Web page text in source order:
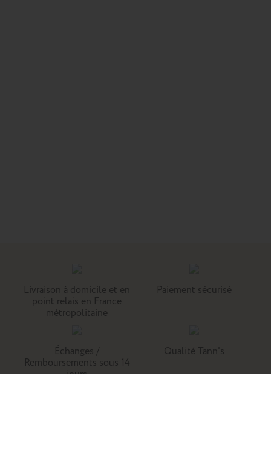
Livraison à domicile et en
point relais en France
métropolitaine
Paiement sécurisé
Échanges /
Remboursements sous 14
jours
Qualité Tann's